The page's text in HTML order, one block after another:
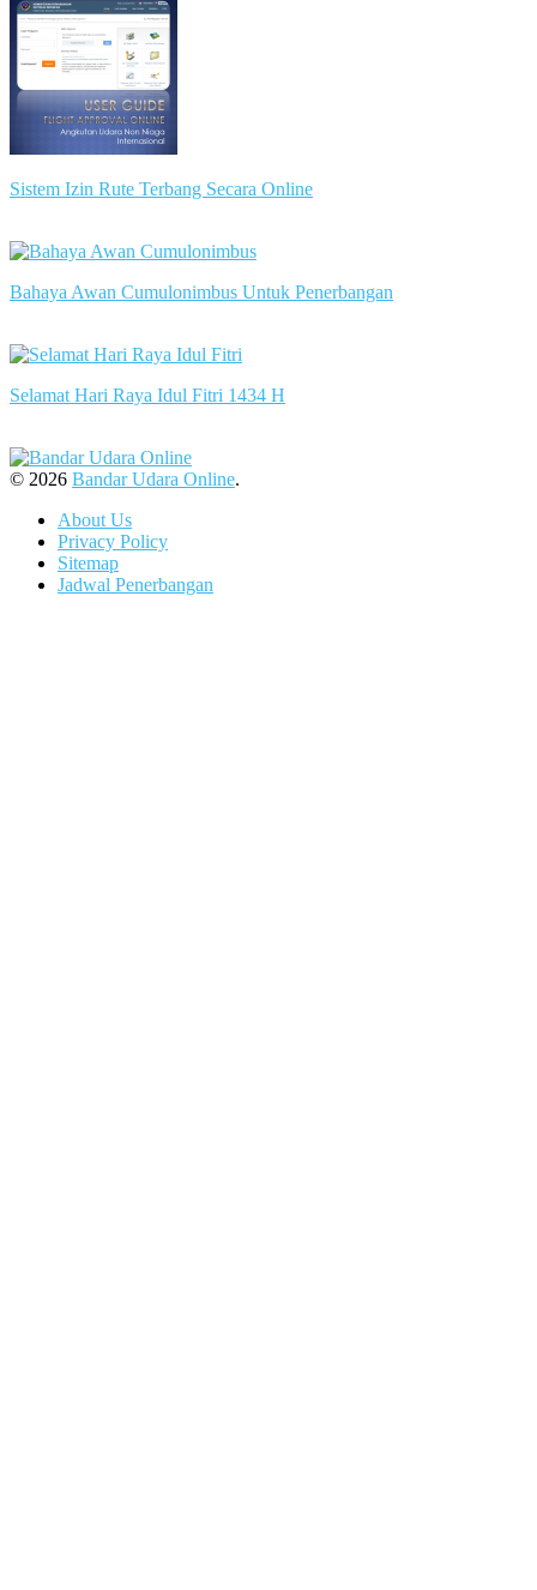
Sistem Izin Rute Terbang Secara Online
Bahaya Awan Cumulonimbus Untuk Penerbangan
Selamat Hari Raya Idul Fitri 1434 H
© 2026 Bandar Udara Online.
About Us
Privacy Policy
Sitemap
Jadwal Penerbangan